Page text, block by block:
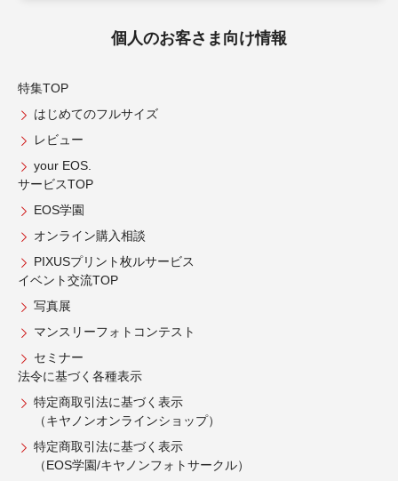
個人のお客さま向け情報
特集TOP
はじめてのフルサイズ
レビュー
your EOS.
サービスTOP
EOS学園
オンライン購入相談
PIXUSプリント枚ルサービス
イベント交流TOP
写真展
マンスリーフォトコンテスト
セミナー
法令に基づく各種表示
特定商取引法に基づく表示
（キヤノンオンラインショップ）
特定商取引法に基づく表示
（EOS学園/キヤノンフォトサークル）